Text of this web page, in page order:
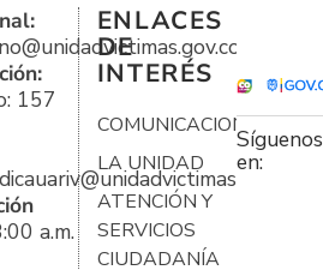
157
a.m.
ENLACES
DE
INTERÉS
COMUNICACIONES
LA UNIDAD
ATENCIÓN Y
SERVICIOS
CIUDADANÍA
Síguenos
en: